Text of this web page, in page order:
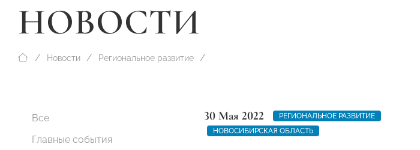
НОВОСТИ
Новости Региональное развитие
Все
Главные события
30 Мая 2022
РЕГИОНАЛЬНОЕ РАЗВИТИЕ
НОВОСИБИРСКАЯ ОБЛАСТЬ